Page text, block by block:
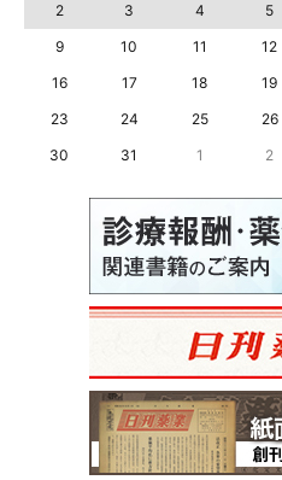
2
3 4 5
9
10 11 12
16
17 18 19
23
24 25 26
30
31 1 2